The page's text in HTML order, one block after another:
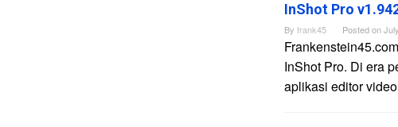
InShot Pro
By frank45 Posted on
InShot Pro. Di era
aplikasi editor